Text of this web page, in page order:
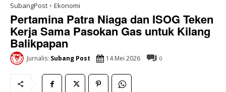
SubangPost Ekonomi
Pertamina Patra Niaga dan ISOG Teken
Kerja Sama Pasokan Gas untuk Kilang
Balikpapan
Jurnalis: Subang Post 14 Mei 2026 0